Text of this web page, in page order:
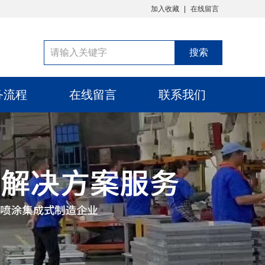
加入收藏 在线留言
流程 在线留言 联系我们